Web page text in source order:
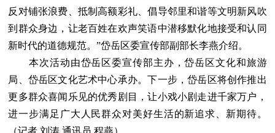
反对铺张浪费、抵制高额彩礼、倡导邻里和谐等文明新风吹
到群众身边，让老百姓在欢声笑语中潜移默化地接受和认同
新时代的道德规范。”岱岳区委宣传部副部长李燕介绍。
本次活动由岱岳区委宣传部主办，岱岳区文化和旅游
局、岱岳区文化艺术中心承办。下一步，岱岳区将创作推出
更多群众喜闻乐见的优秀剧目，让小戏小剧走进千家万户，
进一步满足广大人民群众对美好生活的新追求、新期待。
（记者 刘涛 通讯员 程燕）